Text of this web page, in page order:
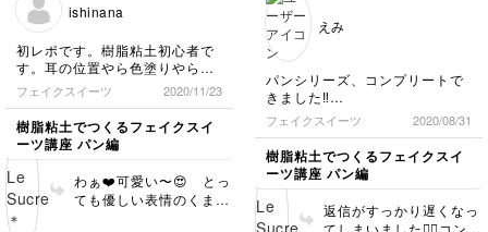
ってありがとうございま
がっていて、きっと中に
てるんだろうな〜💕と想
像してしまいました😍
素敵に作ってくださりあ
りがとうございました❤️
またお写真楽しみにして
います😊
で、今にもパンの良い香
何よりも、お顔の表情が
とっても可愛いです！！
声に出してしまいました
😍 とてもセンスがおあ
りのようなので、今後の
作品も楽しみです🎶 ぜ
ひぜひいろんな作品にチ
ャレンジしてみてくださ
ishinana
初レポです。樹脂粘土初心者で
す。耳の位置やら色塗りやらと
ても悩みながらも楽しくできま
した。私にも娘がいるのでもう
少し大きくなったら一緒に作り
たいなとワクワクしました（そ
れまでに腕を上げておきたい
な…！）
色を塗る時にまだ乾いてない部
分をうっかり触ってしまうとハ
ゲてしまってムラが出来てしま
フェイクスイーツ 2020/11/23
樹脂粘土でつくるフェイクスイ
ーツ講座 パン編
わぁ❤️可愛い〜😍 とっ
ても優しい表情のくまち
えみ
パンシリーズ、コンプリートで
きました‼️
可愛い作品が完成して大満足で
す💓
気にいらなくて作り直したもの
もありますが、今の私の精一杯
です😌
何度も練習して納得できるもの
を作れるようになりたいと思っ
フェイクスイーツ 2020/08/31
樹脂粘土でつくるフェイクスイ
ーツ講座 パン編
返信がすっかり遅くなっ
てしまいました🙇‍♀️コンプ